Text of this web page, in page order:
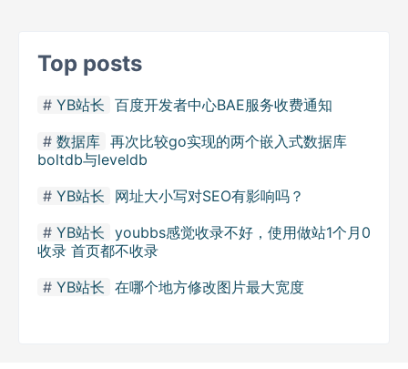
Top posts
YB站长 百度开发者中心BAE服务收费通知
数据库 再次比较go实现的两个嵌入式数据库
boltdb与leveldb
YB站长
网址大小写对SEO有影响吗？
YB站长 youbbs感觉收录不好，使用做站1个月0
收录 首页都不收录
YB站长 在哪个地方修改图片最大宽度